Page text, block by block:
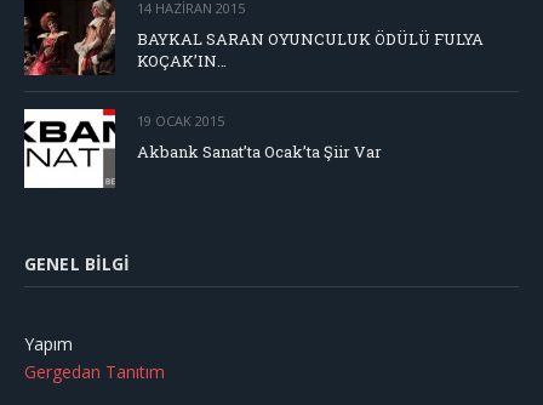
14 HAZIRAN 2015
BAYKAL SARAN OYUNCULUK ÖDÜLÜ FULYA
KOÇAK’IN…
19 OCAK 2015
Akbank Sanat’ta Ocak’ta Şiir Var
GENEL BILGI
Yapım
Gergedan Tanıtım